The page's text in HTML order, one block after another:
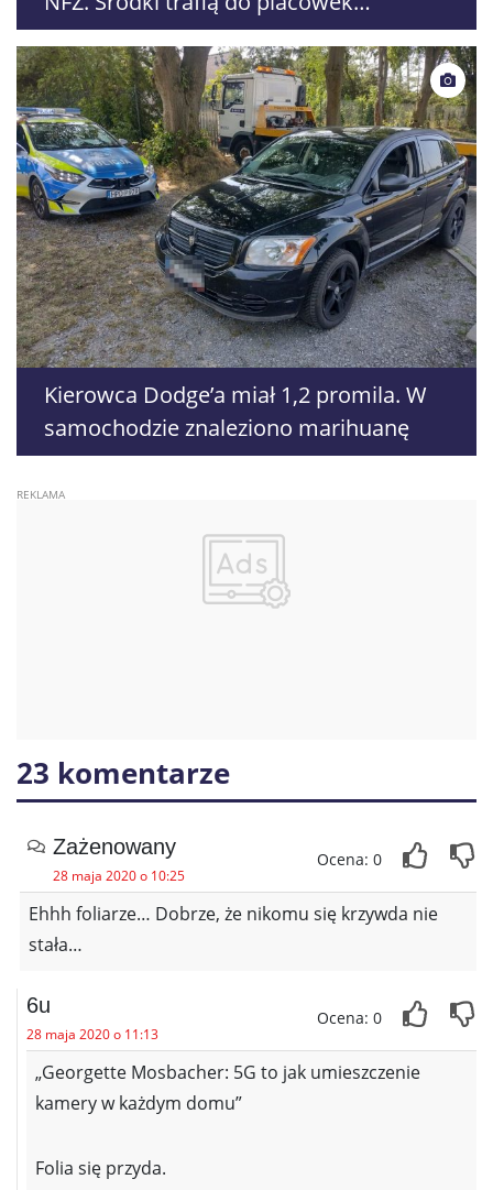
medycznych
Kierowca Dodge’a miał 1,2 promila. W
samochodzie znaleziono marihuanę
23 komentarze
Zażenowany
28 maja 2020 o 10:25
Ocena: 0
Ehhh foliarze… Dobrze, że nikomu się krzywda nie
stała…
6u
28 maja 2020 o 11:13
Ocena: 0
„Georgette Mosbacher: 5G to jak umieszczenie
kamery w każdym domu”
Folia się przyda.